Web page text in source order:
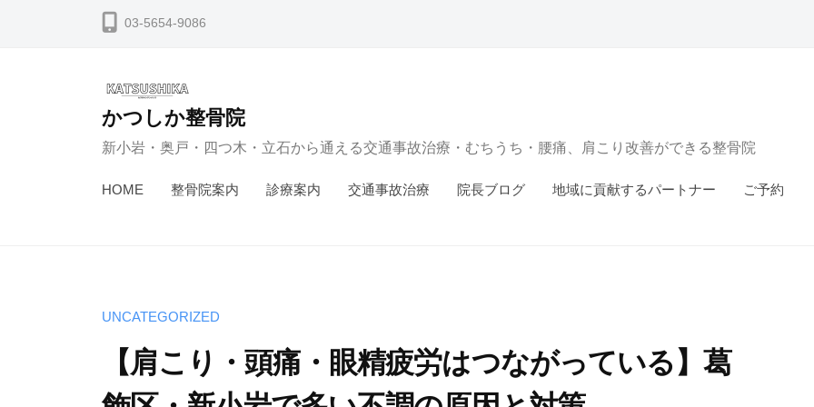
03-5654-9086
かつしか整骨院
新小岩・奥戸・四つ木・立石から通える交通事故治療・むちうち・腰痛、肩こり改善ができる整骨院
HOME 整骨院案内 診療案内 交通事故治療 院長ブログ 地域に貢献するパートナー ご予約
UNCATEGORIZED
【肩こり・頭痛・眼精疲労はつながっている】葛